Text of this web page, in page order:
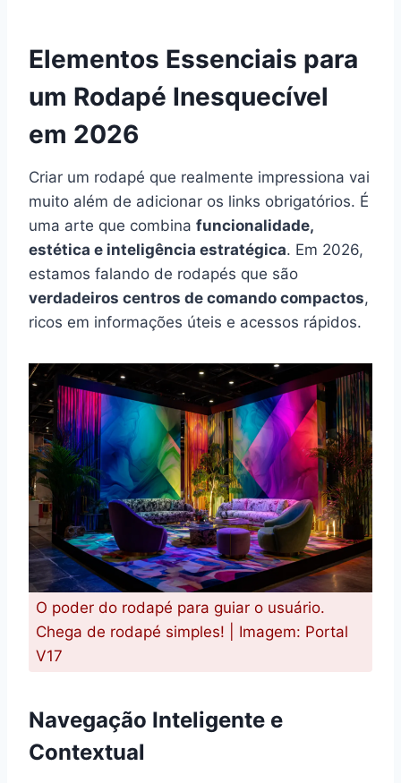
Elementos Essenciais para
um Rodapé Inesquecível
em 2026
Criar um rodapé que realmente impressiona vai
muito além de adicionar os links obrigatórios. É
uma arte que combina funcionalidade,
estética e inteligência estratégica. Em 2026,
estamos falando de rodapés que são
verdadeiros centros de comando compactos,
ricos em informações úteis e acessos rápidos.
O poder do rodapé para guiar o usuário.
Chega de rodapé simples! | Imagem: Portal
V17
Navegação Inteligente e
Contextual